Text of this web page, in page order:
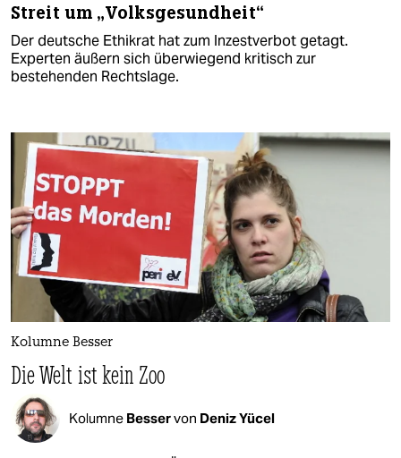
Streit um „Volksgesundheit“
Der deutsche Ethikrat hat zum Inzestverbot getagt.
Experten äußern sich überwiegend kritisch zur
bestehenden Rechtslage.
Kolumne Besser
Die Welt ist kein Zoo
Kolumne Besservon Deniz Yücel